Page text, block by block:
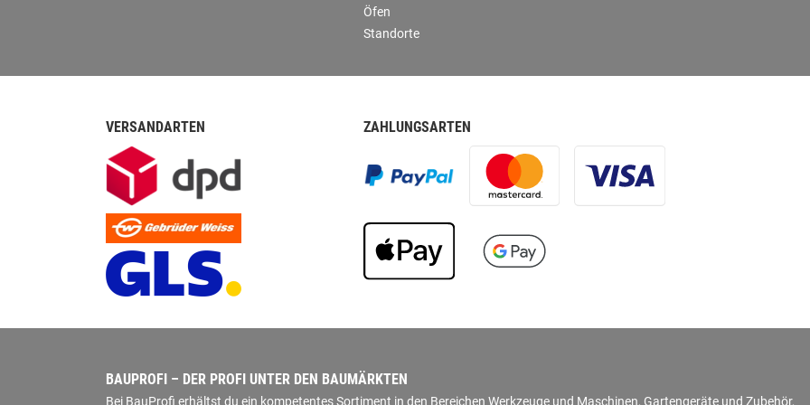
Öfen
Standorte
VERSANDARTEN ZAHLUNGSARTEN
BAUPROFI – DER PROFI UNTER DEN BAUMÄRKTEN
Bei BauProfi erhältst du ein kompetentes Sortiment in den Bereichen Werkzeuge und Maschinen, Gartengeräte und Zubehör,